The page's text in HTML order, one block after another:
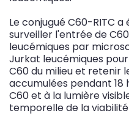
Le conjugué C60-RITC
surveiller l'entrée de
leucémiques par
Jurkat leucémiques
C60 du milieu et retenir
accumulées pendant
C60 et à la lumière
temporelle de la